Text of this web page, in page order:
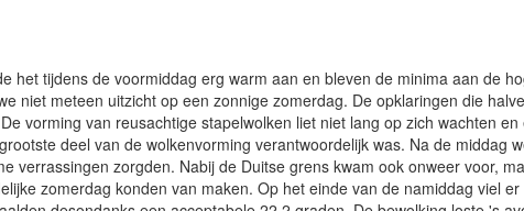
het tijdens de voormiddag erg warm aan en bleven de minima aan de
niet meteen uitzicht op een zonnige zomerdag. De opklaringen die
vorming van reusachtige stapelwolken liet niet lang op zich wachten
deel van de wolkenvorming verantwoordelijk was. Na de middag
verrassingen zorgden. Nabij de Duitse grens kwam ook onweer voor,
zomerdag konden van maken. Op het einde van de namiddag viel